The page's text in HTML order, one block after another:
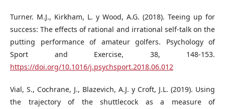
Turner. M.J., Kirkham, L. y Wood, A.G. (2018). Teeing up for
success: The effects of rational and irrational self-talk on the
putting performance of amateur golfers. Psychology of
Sport and Exercise, 38, 148-153.
https://doi.org/10.1016/j.psychsport.2018.06.012
Vial, S., Cochrane, J., Blazevich, A.J. y Croft, J.L. (2019). Using
the trajectory of the shuttlecock as a measure of